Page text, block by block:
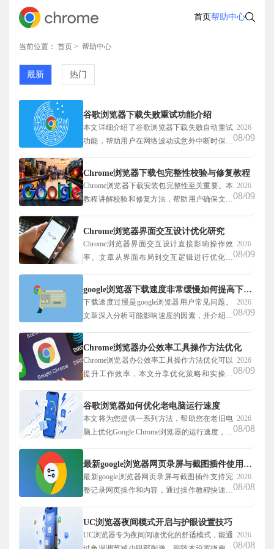
首页帮助中心
当前位置： 首页 > 帮助中心
最新 热门
谷歌浏览器下载失败重试功能介绍
本文详细介绍了谷歌浏览器下载失败自动重试
功能，帮助用户在网络波动或意外中断时保持
和效率。
2026
08/09
Chrome浏览器下载包完整性校验与修复教程
Chrome浏览器下载安装包完整性至关重要。本
教程讲解校验和修复方法，帮助用户确保文件
2026
08/09
Chrome浏览器界面交互设计优化研究
Chrome浏览器界面交互设计直接影响操作效
率。文章从界面布局到交互逻辑进行优化研
理标签页时更加便捷。
2026
08/09
google浏览器下载速度非常缓慢如何提高下载效率
下载速度过慢是google浏览器用户常见问题。
文章深入分析可能影响速度的因素，并介绍提
流畅的下载体验。
2026
08/09
Chrome浏览器办公效率工具操作方法优化
Chrome浏览器办公效率工具操作方法优化可以
提升工作效率，本文分享优化策略和实操经
畅管理。
2026
08/09
谷歌浏览器如何优化老电脑运行速度
本文将为您提供一系列方法，帮助您在老旧电
脑上优化Google Chrome浏览器的运行速度，提
2026
08/08
最新google浏览器网页录屏与截图插件使用教程
最新google浏览器网页录屏与截图插件支持完
整记录网页操作和内容，通过操作教程快速掌
2026
08/08
UC浏览器夜间模式开启与护眼设置技巧
UC浏览器专为夜间阅读优化的舒适模式，能通 2026
08/08